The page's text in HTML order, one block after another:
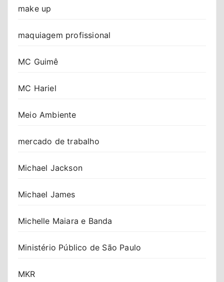
make up
maquiagem profissional
MC Guimê
MC Hariel
Meio Ambiente
mercado de trabalho
Michael Jackson
Michael James
Michelle Maiara e Banda
Ministério Público de São Paulo
MKR